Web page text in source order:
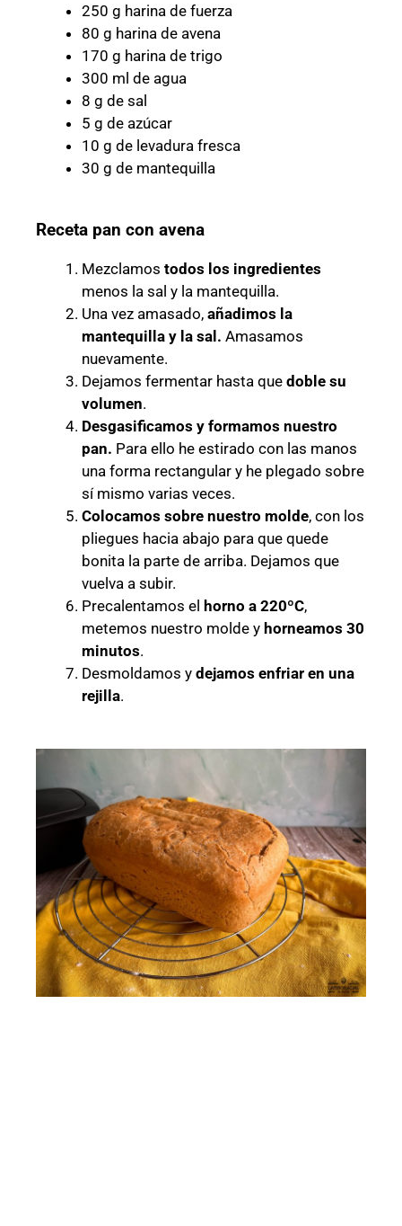
250 g harina de fuerza
80 g harina de avena
170 g harina de trigo
300 ml de agua
8 g de sal
5 g de azúcar
10 g de levadura fresca
30 g de mantequilla
Receta pan con avena
Mezclamos todos los ingredientes
menos la sal y la mantequilla.
Una vez amasado, añadimos la
mantequilla y la sal. Amasamos
nuevamente.
Dejamos fermentar hasta que doble su
volumen.
Desgasificamos y formamos nuestro
pan. Para ello he estirado con las manos
una forma rectangular y he plegado sobre
sí mismo varias veces.
Colocamos sobre nuestro molde, con los
pliegues hacia abajo para que quede
bonita la parte de arriba. Dejamos que
vuelva a subir.
Precalentamos el horno a 220ºC,
metemos nuestro molde y horneamos 30
minutos.
Desmoldamos y dejamos enfriar en una
rejilla.